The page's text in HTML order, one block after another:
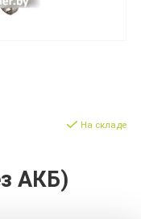
АКБ)
На складе